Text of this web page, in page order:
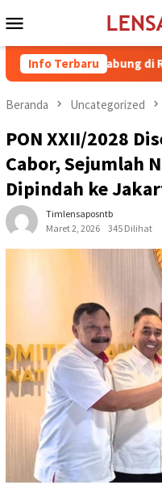
ke
Mobile
Info Terbaru
di Retreat
Beranda Uncategorized
PON XXII/2028
Cabor, Sejumlah
Dipindah ke
Timlensaposntb
Maret 2, 2026
345 Dilihat